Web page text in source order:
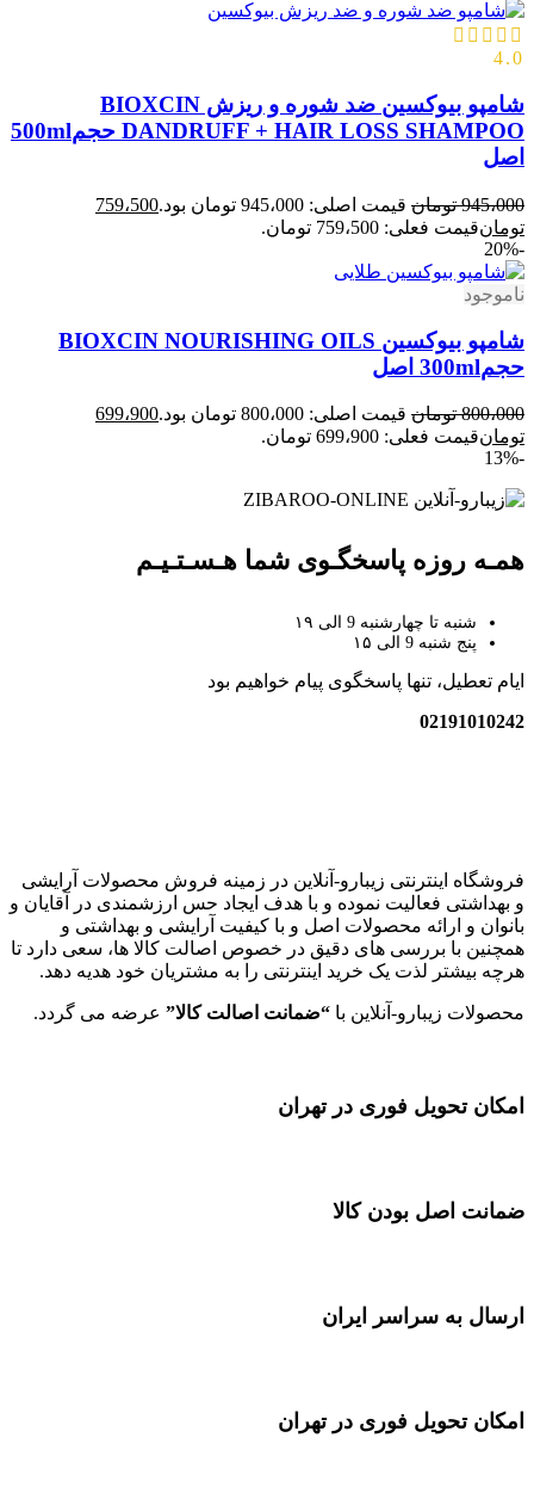
4.0
شامپو بیوکسین ضد شوره و ریزش BIOXCIN
DANDRUFF + HAIR LOSS SHAMPOO حجم500ml
اصل
945،000 تومان قیمت اصلی: 945،000 تومان بود.
759،500
تومانقیمت فعلی: 759،500 تومان.
-20%
ناموجود
شامپو بیوکسین BIOXCIN NOURISHING OILS
حجم300ml اصل
800،000 تومان قیمت اصلی: 800،000 تومان بود.
699،900
تومانقیمت فعلی: 699،900 تومان.
-13%
همـه روزه پاسخگـوی شما هـسـتـیـم
شنبه تا چهارشنبه 9 الی ۱۹
پنج شنبه 9 الی ۱۵
ایام تعطیل، تنها پاسخگوی پیام خواهیم بود
02191010242
فروشگاه اینترنتی زیبارو-آنلاین در زمینه فروش محصولات آرایشی
و بهداشتی فعالیت نموده و با هدف ایجاد حس ارزشمندی در آقایان و
بانوان و ارائه محصولات اصل و با کیفیت آرایشی و بهداشتی و
همچنین با بررسی های دقیق در خصوص اصالت کالا ها، سعی دارد تا
هرچه بیشتر لذت یک خرید اینترنتی را به مشتریان خود هدیه دهد.
محصولات زیبارو-آنلاین با “ضمانت اصالت کالا” عرضه می گردد.
امکان تحویل فوری در تهران
ضمانت اصل بودن کالا
ارسال به سراسر ایران
امکان تحویل فوری در تهران